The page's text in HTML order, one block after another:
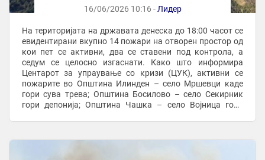
16/06/2026 10:16 -Лидер
На територијата на државата денеска до 18:00 часот се
евидентирани вкупно 14 пожари на отворен простор од
кои пет се активни, два се ставени под контрола, а
седум се целосно изгаснати. Како што информира
Центарот за упраување со кризи (ЦУК), активни се
пожарите во Општина Илинден – село Мршевци каде
гори сува трева; Општина Босилово – село Секирник
гори депонија; Општина Чашка – село Војница гори